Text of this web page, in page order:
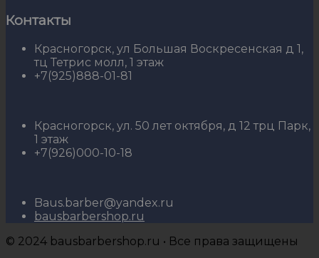
Контакты
Красногорск, ул Большая Воскресенская д 1,
тц Тетрис молл, 1 этаж
+7(925)888-01-81
Красногорск, ул. 50 лет октября, д 12 трц Парк,
1 этаж
+7(926)000-10-18
Baus.barber@yandex.ru
bausbarbershop.ru
© 2024 bausbarbershop.ru • Все права защищены